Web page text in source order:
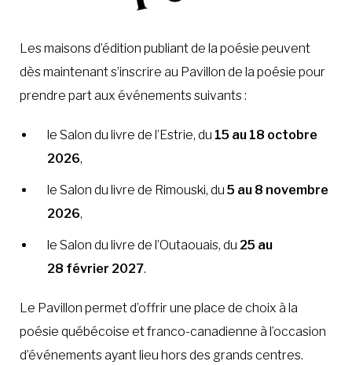
Les maisons d’édition publiant de la poésie peuvent
dès maintenant s’inscrire au Pavillon de la poésie pour
prendre part aux événements suivants :
le Salon du livre de l’Estrie, du 15 au 18 octobre
2026,
le Salon du livre de Rimouski, du 5 au 8 novembre
2026,
le Salon du livre de l’Outaouais, du 25 au
28 février 2027.
Le Pavillon permet d’offrir une place de choix à la
poésie québécoise et franco-canadienne à l’occasion
d’événements ayant lieu hors des grands centres.